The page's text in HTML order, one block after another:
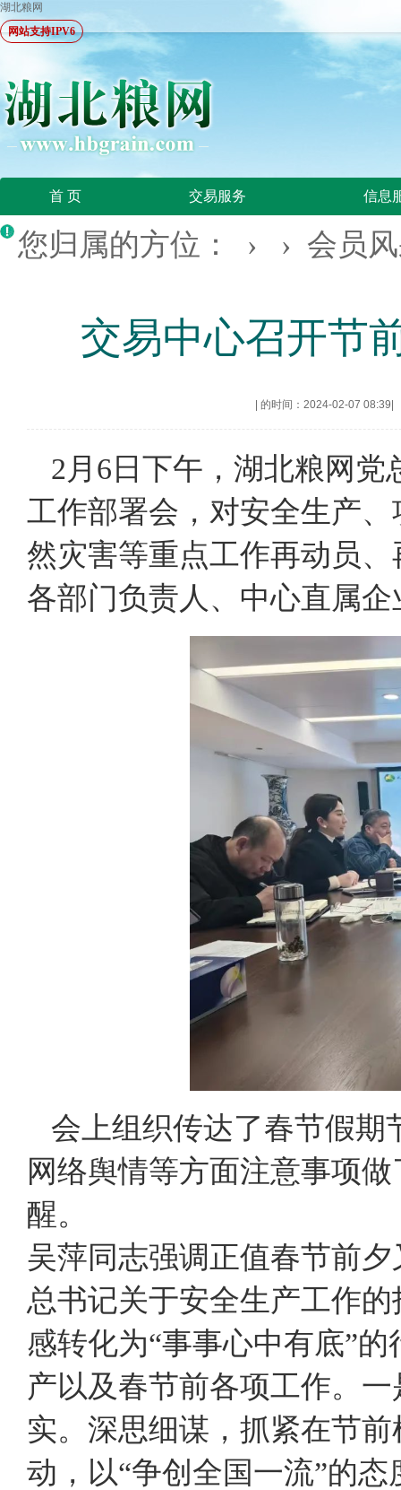
湖北粮网
网站支持IPV6
首 页 交易服务 信息
您归属的方位： › › 会员
交易中心召开节
的时间：2024-02-07 08:39
2月6日下午，湖北粮网党
工作部署会，对安全生产
然灾害等重点工作再动员
各部门负责人、中心直属
会上组织传达了春节假期
网络舆情等方面注意事项
醒。
吴萍同志强调正值春节前
总书记关于安全生产工作
感转化为“事事心中有底”
产以及春节前各项工作。
实。深思细谋，抓紧在节
动，以“争创全国一流”的态